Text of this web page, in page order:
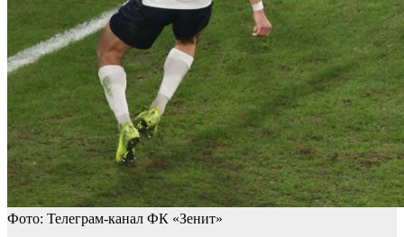
Фото: Телеграм-канал ФК «Зенит»